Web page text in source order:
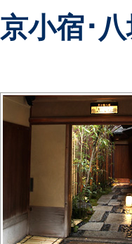
京小宿･